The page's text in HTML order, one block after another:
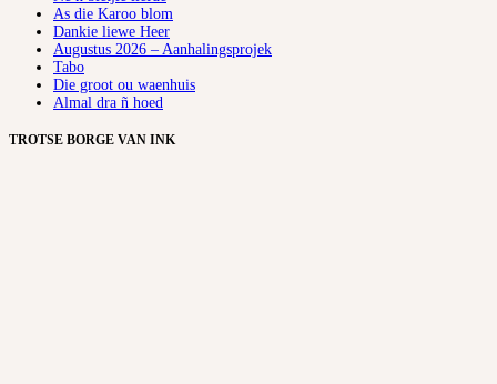
As die Karoo blom
Dankie liewe Heer
Augustus 2026 – Aanhalingsprojek
Tabo
Die groot ou waenhuis
Almal dra ñ hoed
TROTSE BORGE VAN INK